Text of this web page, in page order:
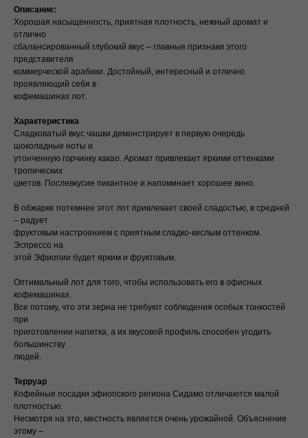
Описание:
Хорошая насыщенность, приятная плотность, нежный аромат и
отлично
сбалансированный глубокий вкус – главные признаки этого
представителя
коммерческой арабики. Достойный, интересный и отлично
проявляющий себя в
кофемашинах лот.
Характеристика
Сладковатый вкус чашки демонстрирует в первую очередь
шоколадные ноты и
утонченную горчинку какао. Аромат привлекает яркими оттенками
тропических
цветов. Послевкусие пикантное и напоминает хорошее вино.
В обжарке потемнее этот лот привлекает своей сладостью, в средней
– радует
фруктовым настроением с приятным сладко-кислым оттенком.
Эспрессо на
этой Эфиопии будет ярким и фруктовым.
Оптимальный лот для того, чтобы использовать его в офисных
кофемашинах.
Все потому, что эти зерна не требуют соблюдения особых тонкостей
при
приготовлении напитка, а их вкусовой профиль способен угодить
большинству
людей.
Терруар
Кофейные посадки эфиопского региона Сидамо отличаются малой
плотностью.
Несмотря на это, местность является очень урожайной. Объяснение
этому –